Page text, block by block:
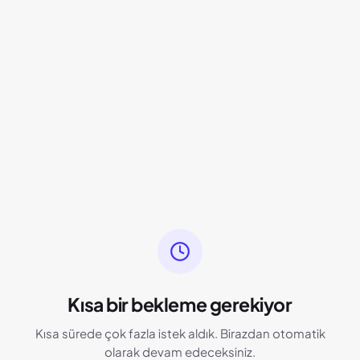
Kısa bir bekleme gerekiyor
Kısa sürede çok fazla istek aldık. Birazdan otomatik
olarak devam edeceksiniz.